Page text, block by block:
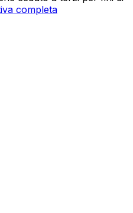
completa